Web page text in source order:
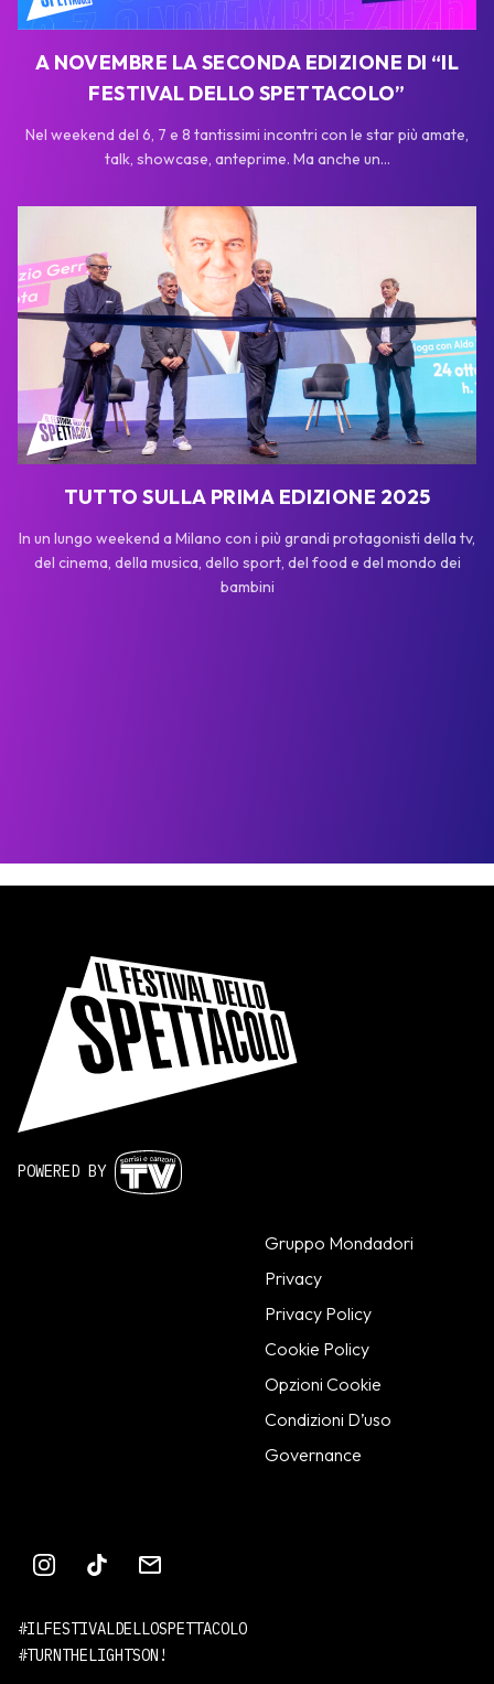
A NOVEMBRE LA SECONDA EDIZIONE DI “IL
FESTIVAL DELLO SPETTACOLO”
Nel weekend del 6, 7 e 8 tantissimi incontri con le star più amate,
talk, showcase, anteprime. Ma anche un...
TUTTO SULLA PRIMA EDIZIONE 2025
In un lungo weekend a Milano con i più grandi protagonisti della tv,
del cinema, della musica, dello sport, del food e del mondo dei
bambini
POWERED BY
Gruppo Mondadori
Privacy
Privacy Policy
Cookie Policy
Opzioni Cookie
Condizioni D’uso
Governance
#ILFESTIVALDELLOSPETTACOLO
#TURNTHELIGHTSON!